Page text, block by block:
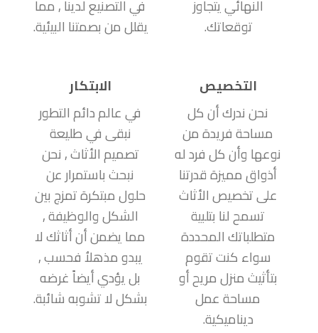
النهائي يتجاوز
توقعاتك.
في التصنيع لدينا , مما
يقلل من بصمتنا البيئية.
التخصيص
نحن ندرك أن كل
مساحة فريدة من
نوعها وأن كل فرد له
أذواق مميزة قدرتنا
على تخصيص الأثاث
تسمح لنا بتلبية
متطلباتك المحددة
سواء كنت تقوم
بتأثيث منزل مريح أو
مساحة عمل
ديناميكية.
الابتكار
في عالم دائم التطور
نبقى في طليعة
تصميم الأثاث , نحن
نبحث باستمرار عن
حلول مبتكرة تمزج بين
الشكل والوظيفة ,
مما يضمن أن أثاثك لا
يبدو مذهلاُ فحسب ,
بل يؤدي أيضاً غرضه
بشكل لا تشوبه شائبة.